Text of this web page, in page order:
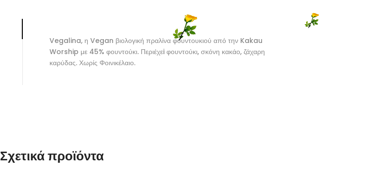
Vegalina, η Vegan βιολογική πραλίνα φουντουκιού από την Kakau
Worship με 45% φουντούκι. Περιέχεi φουντούκι, σκόνη κακάο, ζάχαρη
καρύδας. Χωρίς Φοινικέλαιο.
Σχετικά προϊόντα